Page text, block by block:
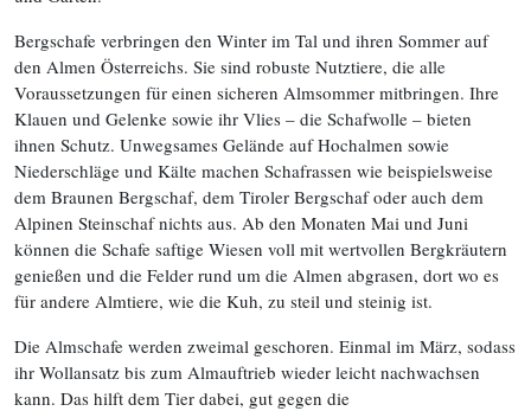
Bergschafe verbringen den Winter im Tal und ihren Sommer auf
den Almen Österreichs. Sie sind robuste Nutztiere, die alle
Voraussetzungen für einen sicheren Almsommer mitbringen. Ihre
Klauen und Gelenke sowie ihr Vlies – die Schafwolle – bieten
ihnen Schutz. Unwegsames Gelände auf Hochalmen sowie
Niederschläge und Kälte machen Schafrassen wie beispielsweise
dem Braunen Bergschaf, dem Tiroler Bergschaf oder auch dem
Alpinen Steinschaf nichts aus. Ab den Monaten Mai und Juni
können die Schafe saftige Wiesen voll mit wertvollen Bergkräutern
genießen und die Felder rund um die Almen abgrasen, dort wo es
für andere Almtiere, wie die Kuh, zu steil und steinig ist.
Die Almschafe werden zweimal geschoren. Einmal im März, sodass
ihr Wollansatz bis zum Almauftrieb wieder leicht nachwachsen
kann. Das hilft dem Tier dabei, gut gegen die